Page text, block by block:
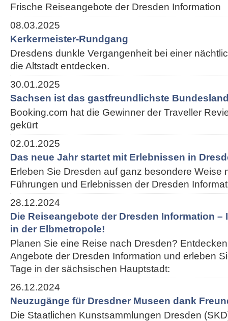
Frische Reiseangebote der Dresden Information
08.03.2025
Kerkermeister-Rundgang
Dresdens dunkle Vergangenheit bei einer
die Altstadt entdecken.
30.01.2025
Sachsen ist das gastfreundlichste
Booking.com hat die Gewinner der Traveller
gekürt
02.01.2025
Das neue Jahr startet mit Erlebnissen in
Erleben Sie Dresden auf ganz besondere Weise
Führungen und Erlebnissen der Dresden
28.12.2024
Die Reiseangebote der Dresden Information –
in der Elbmetropole!
Planen Sie eine Reise nach Dresden?
Angebote der Dresden Information und erleben
Tage in der sächsischen Hauptstadt:
26.12.2024
Neuzugänge für Dresdner Museen dank
Die Staatlichen Kunstsammlungen Dresden